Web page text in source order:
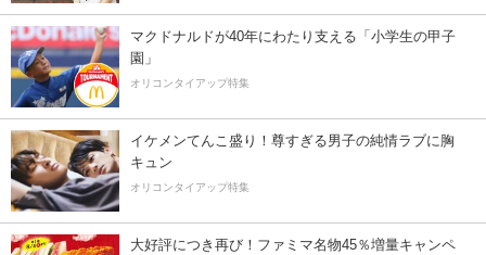
マクドナルドが40年にわたり支える「小学生の甲子
園」
オリコンタイアップ特集
イケメンてんこ盛り！尊すぎる男子の純情ラブに胸
キュン
オリコンタイアップ特集
大好評につき再び！ファミマ名物45％増量キャンペ